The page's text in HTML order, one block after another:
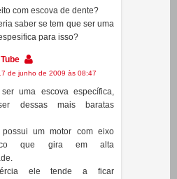
de junho de 2009 às 08:47
dessas mais baratas
que gira em alta
de um lado para o outro.
da escova amortecem o